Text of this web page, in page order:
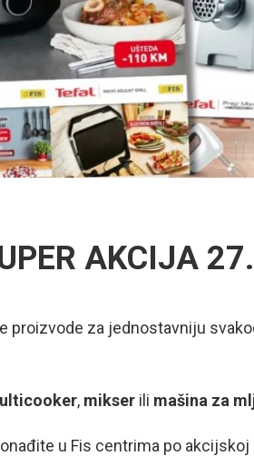
AKCIJA
proizvode za jednostavniju
, mikser ili mašina za
u Fis centrima po akcijskoj